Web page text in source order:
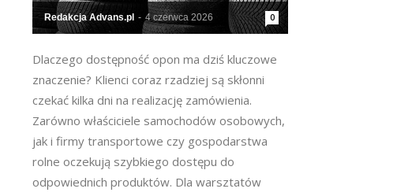
Redakcja Advans.pl - 4 czerwca 2026 0
Dlaczego dostępność opon ma dziś kluczowe
znaczenie? Klienci coraz rzadziej są skłonni
czekać kilka dni na realizację zamówienia.
Zarówno właściciele samochodów osobowych,
jak i firmy transportowe czy gospodarstwa
rolne oczekują szybkiego dostępu do
odpowiednich produktów. Dla warsztatów